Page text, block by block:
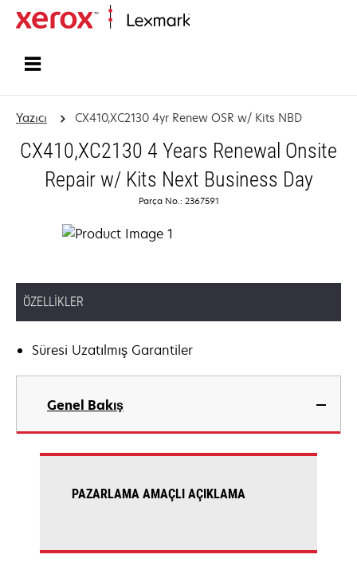
Yazıcı CX410,XC2130 4yr Renew OSR w/ Kits NBD
CX410,XC2130 4 Years Renewal Onsite
Repair w/ Kits Next Business Day
Parça No.: 2367591
ÖZELLIKLER
Süresi Uzatılmış Garantiler
Genel Bakış
PAZARLAMA AMAÇLI AÇIKLAMA